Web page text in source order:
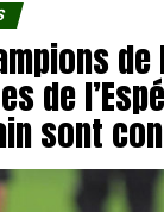
de
de
sont